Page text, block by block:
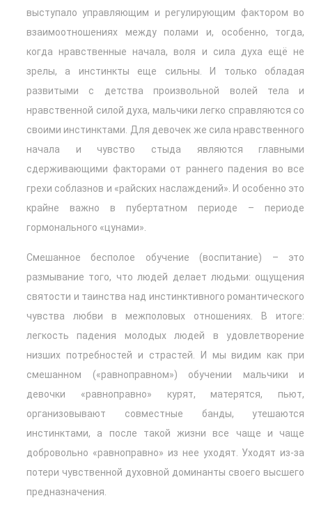
выступало управляющим и регулирующим фактором во
взаимоотношениях между полами и, особенно, тогда,
когда нравственные начала, воля и сила духа ещё не
зрелы, а инстинкты еще сильны. И только обладая
развитыми с детства произвольной волей тела и
нравственной силой духа, мальчики легко справляются со
своими инстинктами. Для девочек же сила нравственного
начала и чувство стыда являются главными
сдерживающими факторами от раннего падения во все
грехи соблазнов и «райских наслаждений». И особенно это
крайне важно в пубертатном периоде – периоде
гормонального «цунами».
Смешанное бесполое обучение (воспитание) – это
размывание того, что людей делает людьми: ощущения
святости и таинства над инстинктивного романтического
чувства любви в межполовых отношениях. В итоге:
легкость падения молодых людей в удовлетворение
низших потребностей и страстей. И мы видим как при
смешанном («равноправном») обучении мальчики и
девочки «равноправно» курят, матерятся, пьют,
организовывают совместные банды, утешаются
инстинктами, а после такой жизни все чаще и чаще
добровольно «равноправно» из нее уходят. Уходят из-за
потери чувственной духовной доминанты своего высшего
предназначения.